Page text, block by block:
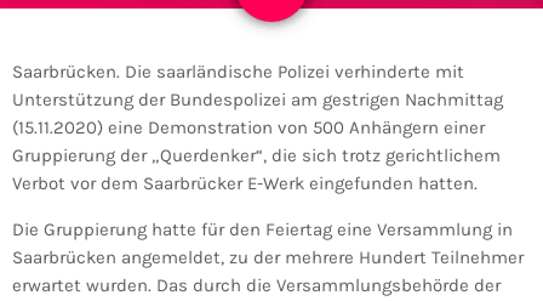
Saarbrücken. Die saarländische Polizei verhinderte mit
Unterstützung der Bundespolizei am gestrigen Nachmittag
(15.11.2020) eine Demonstration von 500 Anhängern einer
Gruppierung der „Querdenker“, die sich trotz gerichtlichem
Verbot vor dem Saarbrücker E-Werk eingefunden hatten.
Die Gruppierung hatte für den Feiertag eine Versammlung in
Saarbrücken angemeldet, zu der mehrere Hundert Teilnehmer
erwartet wurden. Das durch die Versammlungsbehörde der